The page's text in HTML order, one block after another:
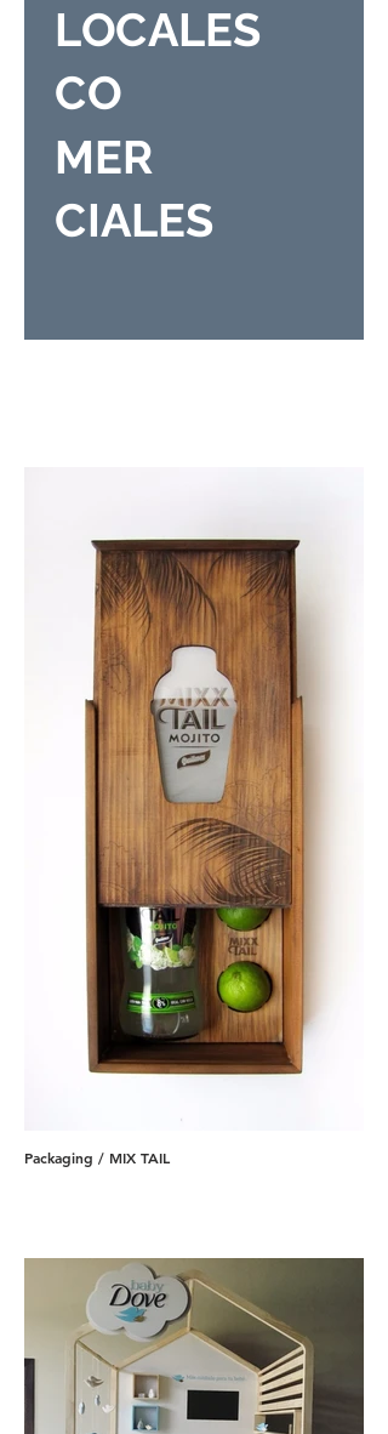
LOCALES
CO
MER
CIALES
Packaging / MIX TAIL